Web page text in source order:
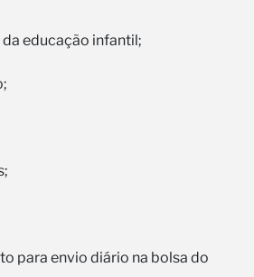
educação infantil;
para envio diário na bolsa do